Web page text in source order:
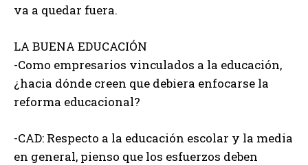
va a quedar fuera.
LA BUENA EDUCACIÓN
-Como empresarios vinculados a la educación,
¿hacia dónde creen que debiera enfocarse la
reforma educacional?
-CAD: Respecto a la educación escolar y la media
en general, pienso que los esfuerzos deben